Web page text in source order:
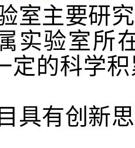
室主要研
实验室所
定的科学
具有创新